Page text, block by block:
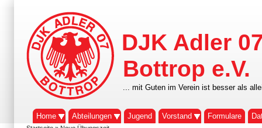
DJK Adler
Bottrop e.V.
... mit Guten im Verein ist besser als
Home Abteilungen Jugend Vorstand Formulare